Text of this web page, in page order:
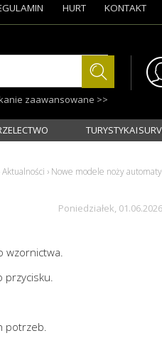
zaawansowane >>
HURT KONTAKT
TURYSTYKA I
Aktualności › Nowe modele noży
Poniedziałek, 01.06.2026
wzornictwa.
potrzeb.